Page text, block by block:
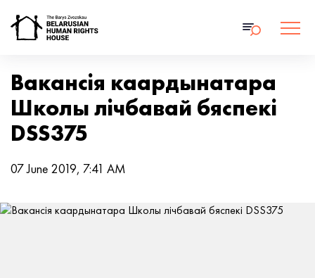
Вакансія каардынатара
Школы лічбавай бяспекі
DSS375
07 June 2019, 7:41 AM